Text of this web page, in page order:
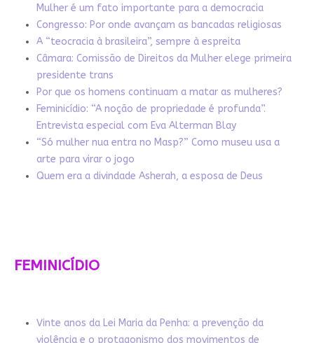
Mulher é um fato importante para a democracia
Congresso: Por onde avançam as bancadas religiosas
A “teocracia à brasileira”, sempre à espreita
Câmara: Comissão de Direitos da Mulher elege primeira
presidente trans
Por que os homens continuam a matar as mulheres?
Feminicídio: “A noção de propriedade é profunda”.
Entrevista especial com Eva Alterman Blay
“Só mulher nua entra no Masp?” Como museu usa a
arte para virar o jogo
Quem era a divindade Asherah, a esposa de Deus
FEMINICÍDIO
Vinte anos da Lei Maria da Penha: a prevenção da
violência e o protagonismo dos movimentos de